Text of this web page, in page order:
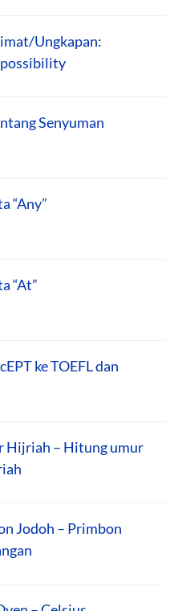
Ungkapan:
Senyuman
“Any”
“At”
ke TOEFL dan
Hijriah – Hitung umur
Jodoh – Primbon